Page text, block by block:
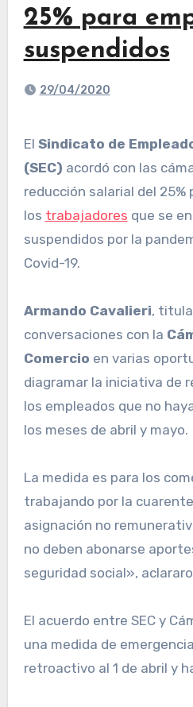
25% para
suspendidos
29/04/2020
El Sindicato de
(SEC) acordó con las
reducción salarial del 25%
los trabajadores que se
suspendidos por la
Covid-19.
Armando Cavalieri,
conversaciones con la
Comercio en varias
diagramar la iniciativa de
los empleados que no
los meses de abril y mayo.
La medida es para los
trabajando por la
asignación no
no deben abonarse
seguridad social»,
El acuerdo entre SEC y
una medida de
retroactivo al 1 de abril y